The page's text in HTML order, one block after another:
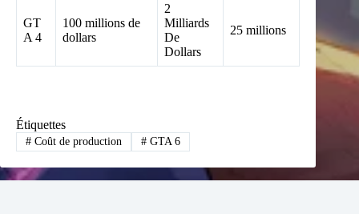
GT
A 4
100 millions de
dollars
2
Milliards
De
Dollars
25 millions
Étiquettes
#Coût de production #GTA 6